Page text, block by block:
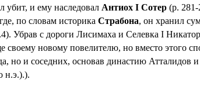
и ему наследовал Антиох I Сотер (р.
по словам историка Страбона, он хранил
Убрав с дороги Лисимаха и Селевка I
новому повелителю, но вместо этого
но и соседних, основав династию Атталидов
н.э.).).